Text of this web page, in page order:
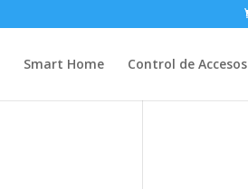
Smart Home Control de Accesos